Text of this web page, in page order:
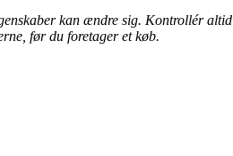
kan ændre sig. Kontrollér altid
før du foretager et køb.